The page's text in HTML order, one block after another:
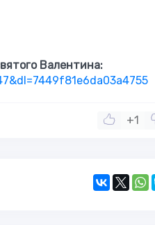
Валентина:
+1